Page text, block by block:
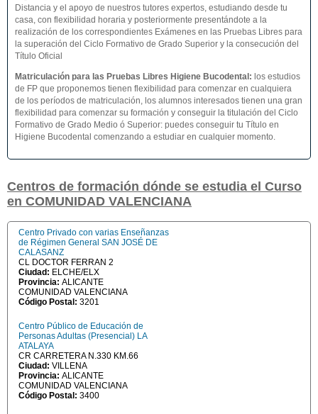
Distancia y el apoyo de nuestros tutores expertos, estudiando desde tu
casa, con flexibilidad horaria y posteriormente presentándote a la
realización de los correspondientes Exámenes en las Pruebas Libres para
la superación del Ciclo Formativo de Grado Superior y la consecución del
Título Oficial
Matriculación para las Pruebas Libres Higiene Bucodental : los estudios
de FP que proponemos tienen flexibilidad para comenzar en cualquiera
de los períodos de matriculación, los alumnos interesados tienen una gran
flexibilidad para comenzar su formación y conseguir la titulación del Ciclo
Formativo de Grado Medio ó Superior: puedes conseguir tu Título en
Higiene Bucodental comenzando a estudiar en cualquier momento.
Centros de formación dónde se estudia el Curso
en COMUNIDAD VALENCIANA
Centro Privado con varias Enseñanzas
de Régimen General SAN JOSÉ DE
CALASANZ
CL DOCTOR FERRAN 2
Ciudad: ELCHE/ELX
Provincia: ALICANTE
COMUNIDAD VALENCIANA
Código Postal: 3201
Centro Público de Educación de
Personas Adultas (Presencial) LA
ATALAYA
CR CARRETERA N.330 KM.66
Ciudad: VILLENA
Provincia: ALICANTE
COMUNIDAD VALENCIANA
Código Postal: 3400